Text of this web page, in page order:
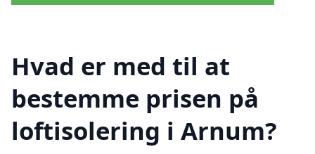
Hvad er med til at
bestemme prisen på
loftisolering i Arnum?